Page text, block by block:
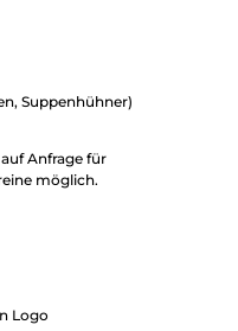
Suppenhühner)
Anfrage für
möglich.
Logo